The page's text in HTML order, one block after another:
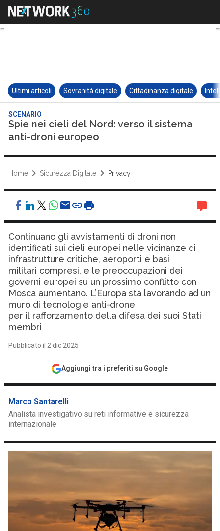
Ultimi articoli Sovranità digitale Cittadinanza digitale
SCENARIO
Spie nei cieli del Nord: verso il sistema
anti-droni europeo
Home Sicurezza Digitale Privacy
Continuano gli avvistamenti di droni non
identificati sui cieli europei nelle vicinanze di
infrastrutture critiche, aeroporti e basi
militari compresi, e le preoccupazioni dei
governi europei su un prossimo conflitto con
Mosca aumentano. L’Europa sta lavorando ad un
muro di tecnologie anti-drone
per il rafforzamento della difesa dei suoi Stati
membri
Pubblicato il 2 dic 2025
Aggiungi tra i preferiti su Google
Marco Santarelli
Analista investigativo su reti informative e sicurezza
internazionale